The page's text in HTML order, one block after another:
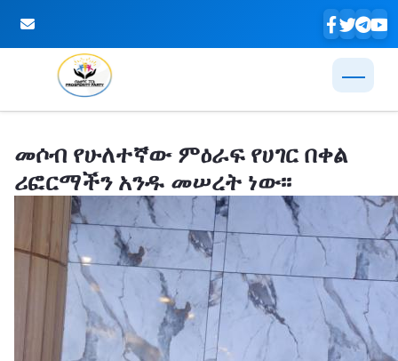
መሶብ የሁለተኛው ምዕራፍ የሀገር በቀል
ሪፎርማችን አንዱ መሠረት ነው፡፡